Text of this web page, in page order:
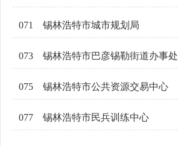
071 锡林浩特市城市规划局
073 锡林浩特市巴彦锡勒街道办事处
075 锡林浩特市公共资源交易中心
077 锡林浩特市民兵训练中心